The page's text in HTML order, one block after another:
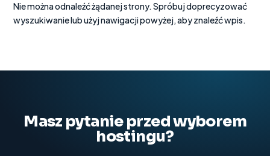
Nie można odnaleźć żądanej strony. Spróbuj doprecyzować
wyszukiwanie lub użyj nawigacji powyżej, aby znaleźć wpis.
Masz pytanie przed wyborem
hostingu?